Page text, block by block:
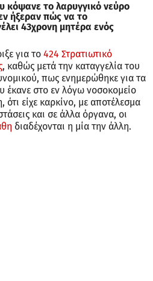
κόψανε το λαρυγγικό νεύρο
ήξεραν πώς να το
43χρονη μητέρα ενός
για το 424 Στρατιωτικό
, καθώς μετά την καταγγελία του
πως ενημερώθηκε για τα
έκανε στο εν λόγω νοσοκομείο
είχε καρκίνο, με αποτέλεσμα
και σε άλλα όργανα, οι
διαδέχονται η μία την άλλη.